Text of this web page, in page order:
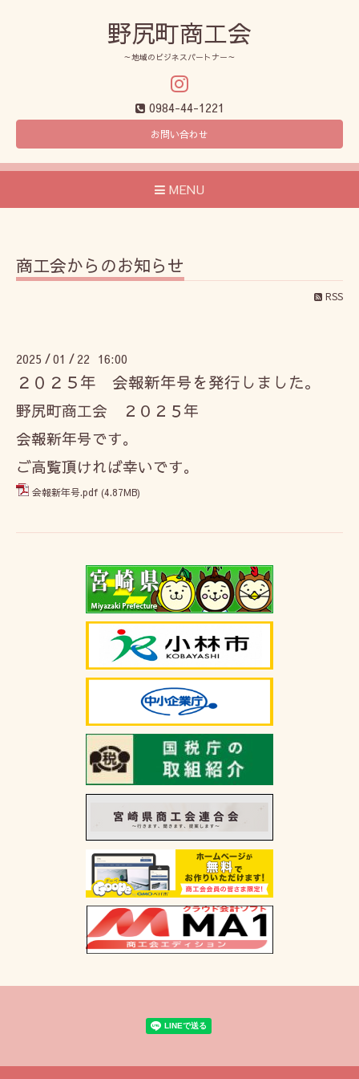
野尻町商工会
～地域のビジネスパートナー～
0984-44-1221
お問い合わせ
MENU
商工会からのお知らせ
RSS
2025 /01 / 22 16:00
２０２５年 会報新年号を発行しました。
野尻町商工会 ２０２５年
会報新年号です。
ご高覧頂ければ幸いです。
会報新年号.pdf (4.87MB)